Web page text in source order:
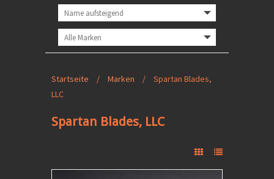
Startseite / Marken /
Spartan Blades,
LLC
Spartan Blades, LLC